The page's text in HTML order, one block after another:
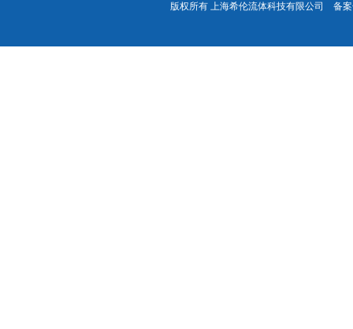
版权所有 上海希伦流体科技有限公司 备